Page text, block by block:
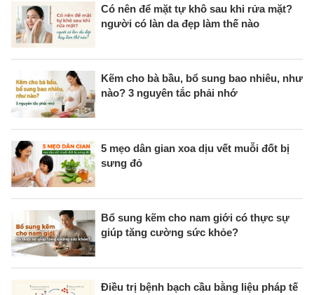
Có nên để mặt tự khô sau khi rửa mặt?
người có làn da đẹp làm thế nào
Kẽm cho bà bầu, bổ sung bao nhiêu, như
nào? 3 nguyên tắc phải nhớ
5 mẹo dân gian xoa dịu vết muỗi đốt bị
sưng đỏ
Bổ sung kẽm cho nam giới có thực sự
giúp tăng cường sức khỏe?
Điều trị bệnh bạch cầu bằng liệu pháp tế